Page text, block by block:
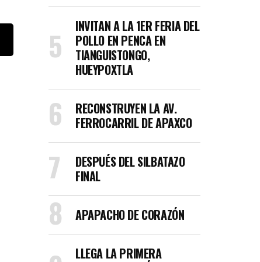
INVITAN A LA 1ER FERIA DEL
POLLO EN PENCA EN
TIANGUISTONGO,
HUEYPOXTLA
RECONSTRUYEN LA AV.
FERROCARRIL DE APAXCO
DESPUÉS DEL SILBATAZO
FINAL
APAPACHO DE CORAZÓN
LLEGA LA PRIMERA